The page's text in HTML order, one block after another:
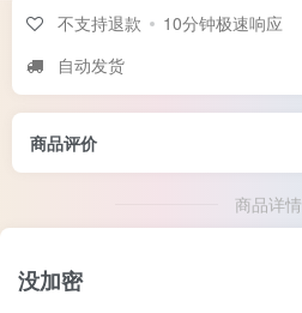
不支持退款
10分钟极速响应
自动发货
商品评价
商品详情
没加密